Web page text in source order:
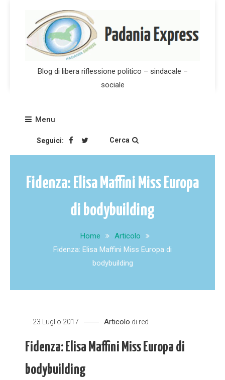
Blog di libera riflessione politico – sindacale –
sociale
Menu
Seguici: Cerca
Fidenza: Elisa Maffini Miss Europa
di bodybuilding
Home
Articolo
Fidenza: Elisa Maffini Miss Europa di
bodybuilding
23 Luglio 2017 Articolo di red
Fidenza: Elisa Maffini Miss Europa di
bodybuilding